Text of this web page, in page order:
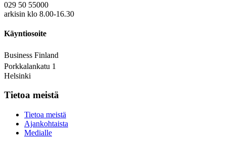
029 50 55000
arkisin klo 8.00-16.30
Käyntiosoite
Business Finland
Porkkalankatu 1
Helsinki
Tietoa meistä
Tietoa meistä
Ajankohtaista
Medialle